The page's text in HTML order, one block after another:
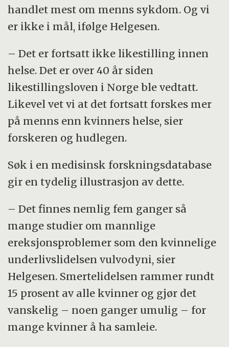
handlet mest om menns sykdom. Og vi
er ikke i mål, ifølge Helgesen.
– Det er fortsatt ikke likestilling innen
helse. Det er over 40 år siden
likestillingsloven i Norge ble vedtatt.
Likevel vet vi at det fortsatt forskes mer
på menns enn kvinners helse, sier
forskeren og hudlegen.
Søk i en medisinsk forskningsdatabase
gir en tydelig illustrasjon av dette.
– Det finnes nemlig fem ganger så
mange studier om mannlige
ereksjonsproblemer som den kvinnelige
underlivslidelsen vulvodyni, sier
Helgesen. Smertelidelsen rammer rundt
15 prosent av alle kvinner og gjør det
vanskelig – noen ganger umulig – for
mange kvinner å ha samleie.